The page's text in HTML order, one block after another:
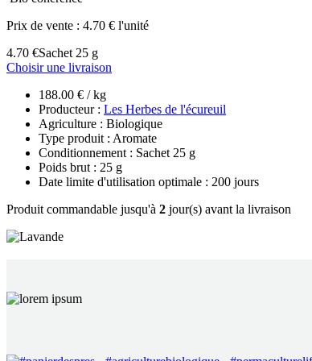
Prix de vente : 4.70 € l'unité
4.70 €Sachet 25 g
Choisir une livraison
188.00 € / kg
Producteur : Les Herbes de l'écureuil
Agriculture : Biologique
Type produit : Aromate
Conditionnement : Sachet 25 g
Poids brut : 25 g
Date limite d'utilisation optimale : 200 jours
Produit commandable jusqu'à 2 jour(s) avant la livraison